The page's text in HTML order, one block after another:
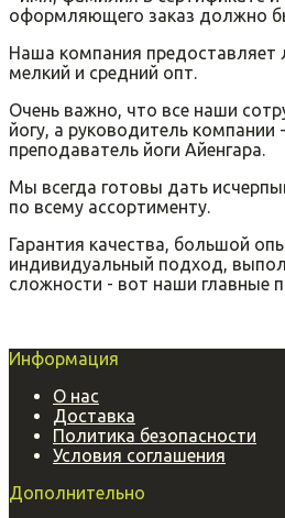
оформляющего заказ должно
Наша компания предоставляет
мелкий и средний опт.
Очень важно, что все наши
йогу, а руководитель
преподаватель йоги Айенгара.
Мы всегда готовы дать
по всему ассортименту.
Гарантия качества, большой
индивидуальный подход,
сложности - вот наши главные
Информация
О нас
Доставка
Политика безопасности
Условия соглашения
Дополнительно